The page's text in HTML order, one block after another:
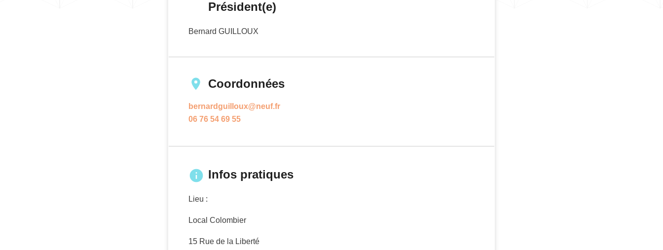
Président(e)
Bernard GUILLOUX
Coordonnées
bernardguilloux@neuf.fr
06 76 54 69 55
Infos pratiques
Lieu :
Local Colombier
15 Rue de la Liberté